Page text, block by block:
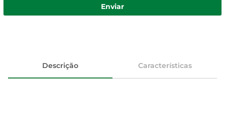
Enviar
Descrição Características